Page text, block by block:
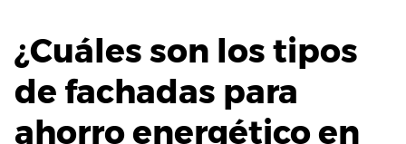
¿Cuáles son los tipos
de fachadas para
ahorro energético en